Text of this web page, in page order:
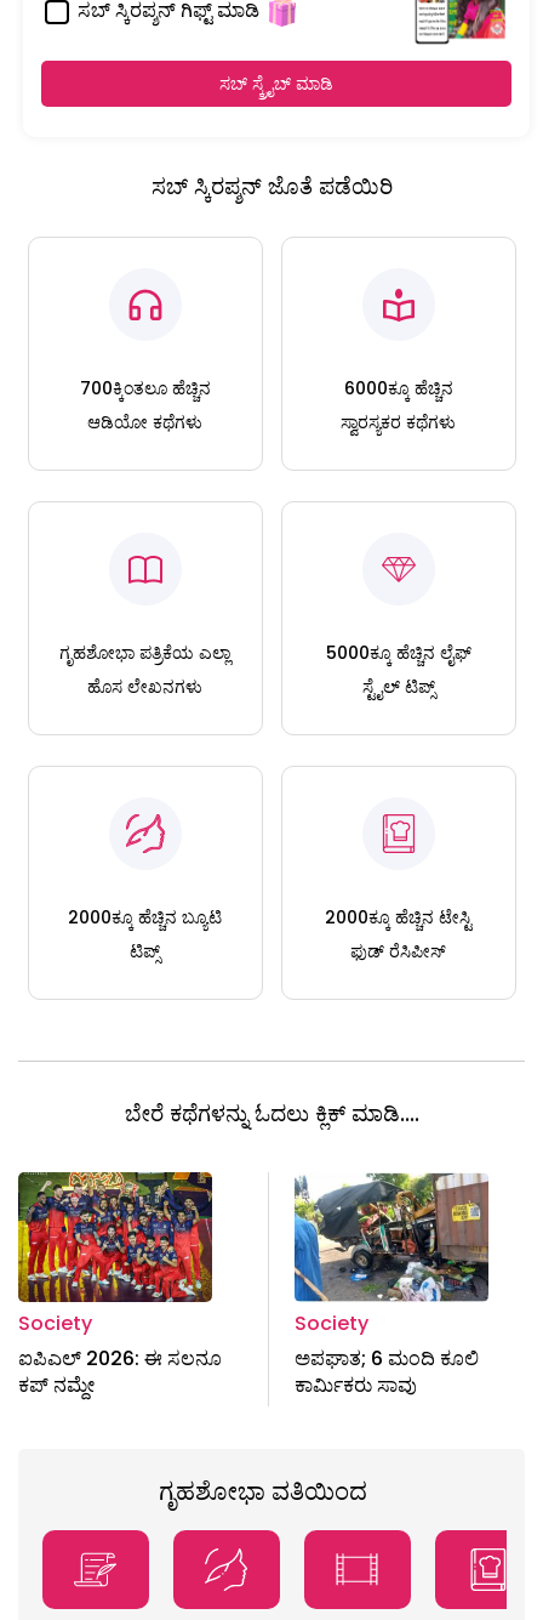
ಸಬ್ ಸ್ಕಿರಪ್ಶನ್ ಗಿಫ್ಟ್ ಮಾಡಿ
ಸಬ್ ಸ್ಕ್ರೈಬ್ ಮಾಡಿ
ಸಬ್ ಸ್ಕಿರಪ್ಶನ್ ಜೊತೆ ಪಡೆಯಿರಿ
700ಕ್ಕಿಂತಲೂ ಹೆಚ್ಚಿನ
ಆಡಿಯೋ ಕಥೆಗಳು
6000ಕ್ಕೂ ಹೆಚ್ಚಿನ
ಸ್ವಾರಸ್ಯಕರ ಕಥೆಗಳು
ಗೃಹಶೋಭಾ ಪತ್ರಿಕೆಯ ಎಲ್ಲಾ
ಹೊಸ ಲೇಖನಗಳು
5000ಕ್ಕೂ ಹೆಚ್ಚಿನ ಲೈಫ್
ಸ್ಟೈಲ್ ಟಿಪ್ಸ್
2000ಕ್ಕೂ ಹೆಚ್ಚಿನ ಬ್ಯೂಟಿ
ಟಿಪ್ಸ್
2000ಕ್ಕೂ ಹೆಚ್ಚಿನ ಟೇಸ್ಟಿ
ಫುಡ್ ರೆಸಿಪೀಸ್
ಬೇರೆ ಕಥೆಗಳನ್ನು ಓದಲು ಕ್ಲಿಕ್ ಮಾಡಿ....
Society
ಐಪಿಎಲ್​ 2026: ಈ ಸಲನೂ
ಕಪ್ ನಮ್ದೇ
Society
ಅಪಘಾತ; 6 ಮಂದಿ ಕೂಲಿ
ಕಾರ್ಮಿಕರು ಸಾವು
ಗೃಹಶೋಭಾ ವತಿಯಿಂದ